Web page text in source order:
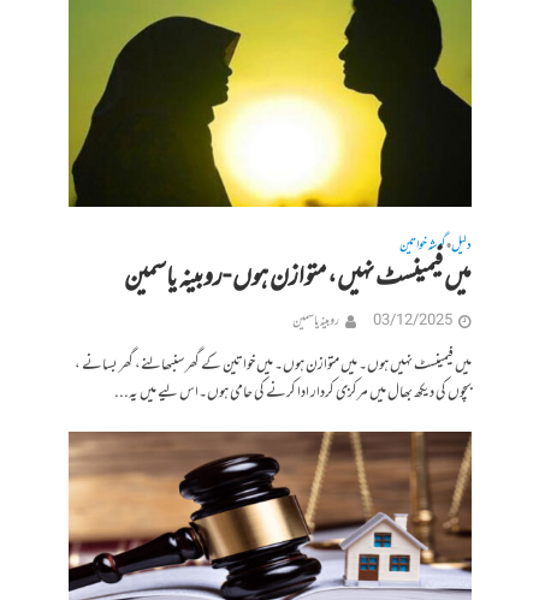
دلیل•گوشہ خواتین
میں فیمینسٹ نہیں، متوازن ہوں -روبینہ یاسمین
03/12/2025 روبینہ یاسمین
میں فیمینسٹ نہیں ہوں۔ میں متوازن ہوں۔ میں خواتین کے گھر سنبھالنے، گھر بسانے ،
بچوں کی دیکھ بھال میں مرکزی کردار ادا کرنے کی حامی ہوں۔اس لیے میں یہ...